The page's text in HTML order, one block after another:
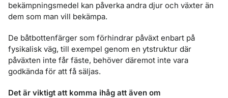
bekämpningsmedel kan påverka andra djur och växter än
dem som man vill bekämpa.
De båtbottenfärger som förhindrar påväxt enbart på
fysikalisk väg, till exempel genom en ytstruktur där
påväxten inte får fäste, behöver däremot inte vara
godkända för att få säljas.
Det är viktigt att komma ihåg att även om